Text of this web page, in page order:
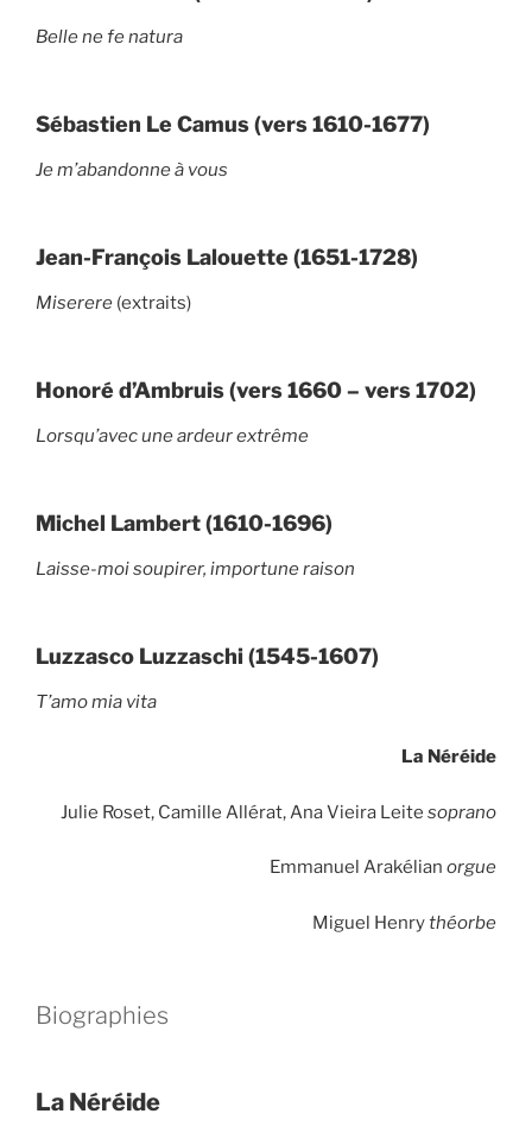
Belle ne fe natura
Sébastien Le Camus (vers 1610-1677)
Je m’abandonne à vous
Jean-François Lalouette (1651-1728)
Miserere (extraits)
Honoré d’Ambruis (vers 1660 – vers 1702)
Lorsqu’avec une ardeur extrême
Michel Lambert (1610-1696)
Laisse-moi soupirer, importune raison
Luzzasco Luzzaschi (1545-1607)
T’amo mia vita
La Néréide
Julie Roset, Camille Allérat, Ana Vieira Leite soprano
Emmanuel Arakélian orgue
Miguel Henrythéorbe
Biographies
La Néréide